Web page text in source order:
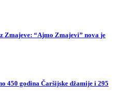
Zmajeve: “Ajmo Zmajevi” nova je
450 godina Čaršijske džamije i 295